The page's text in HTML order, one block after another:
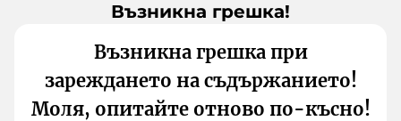
Възникна грешка!
Възникна грешка при
зареждането на съдържанието!
Моля, опитайте отново по-късно!